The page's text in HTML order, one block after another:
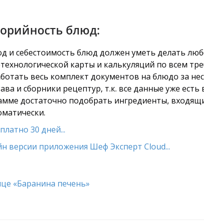
блюд:
и себестоимость блюд должен уметь делать
карты и калькуляций по всем
весь комплект документов на блюдо за
и сборники рецептур, т.к. все данные уже
достаточно подобрать ингредиенты,
30 дней...
версии приложения Шеф Эксперт Cloud...